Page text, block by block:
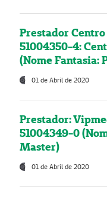
Prestador
51004350-4:
(Nome Fantasia:
01 de Abril de 2020
Prestador:
51004349-0
Master)
01 de Abril de 2020